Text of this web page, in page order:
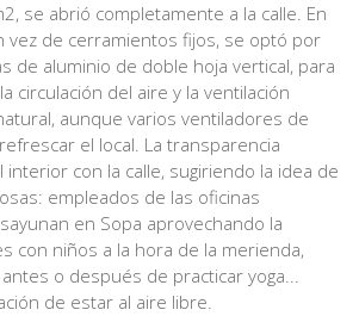
2, se abrió completamente a la calle. En
vez de cerramientos fijos, se optó por
de aluminio de doble hoja vertical, para
circulación del aire y la ventilación
aunque varios ventiladores de
el local. La transparencia
con la calle, sugiriendo la idea de
empleados de las oficinas
en Sopa aprovechando la
con niños a la hora de la merienda,
o después de practicar yoga...
de estar al aire libre.